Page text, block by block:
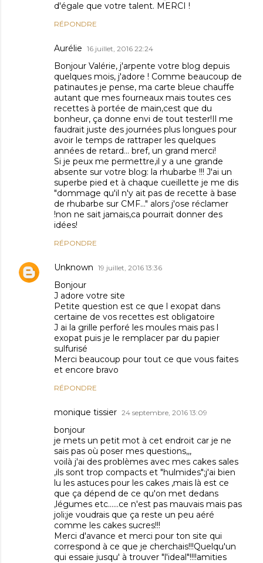
d'égale que votre talent. MERCI !
RÉPONDRE
Aurélie 16 juillet, 2016 22:24
Bonjour Valérie, j'arpente votre blog depuis
quelques mois, j'adore ! Comme beaucoup de
patinautes je pense, ma carte bleue chauffe
autant que mes fourneaux mais toutes ces
recettes à portée de main,cest que du
bonheur, ça donne envi de tout tester!Il me
faudrait juste des journées plus longues pour
avoir le temps de rattraper les quelques
années de retard... bref, un grand merci!
Si je peux me permettre,il y a une grande
absente sur votre blog: la rhubarbe !!! J'ai un
superbe pied et à chaque cueillette je me dis
"dommage qu'il n'y ait pas de recette à base
de rhubarbe sur CMF..." alors j'ose réclamer
!non ne sait jamais,ca pourrait donner des
idées!
RÉPONDRE
Unknown 19 juillet, 2016 13:36
Bonjour
J adore votre site
Petite question est ce que l exopat dans
certaine de vos recettes est obligatoire
J ai la grille perforé les moules mais pas l
exopat puis je le remplacer par du papier
sulfurisé
Merci beaucoup pour tout ce que vous faites
et encore bravo
RÉPONDRE
monique tissier 24 septembre, 2016 13:09
bonjour
je mets un petit mot à cet endroit car je ne
sais pas où poser mes questions,,,
voilà j'ai des problèmes avec mes cakes sales
,ils sont trop compacts et "hulmides";j'ai bien
lu les astuces pour les cakes ,mais là est ce
que ça dépend de ce qu'on met dedans
,légumes etc......ce n'est pas mauvais mais pas
joli;je voudrais que ça reste un peu aéré
comme les cakes sucres!!!
Merci d'avance et merci pour ton site qui
correspond à ce que je cherchais!!!Quelqu'un
qui essaie jusqu' à trouver "l'ideal"!!!!amities